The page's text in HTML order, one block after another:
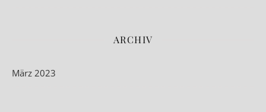
ARCHIV
März 2023